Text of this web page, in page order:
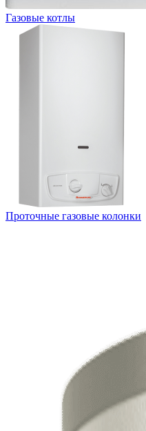
Газовые котлы
Проточные газовые колонки